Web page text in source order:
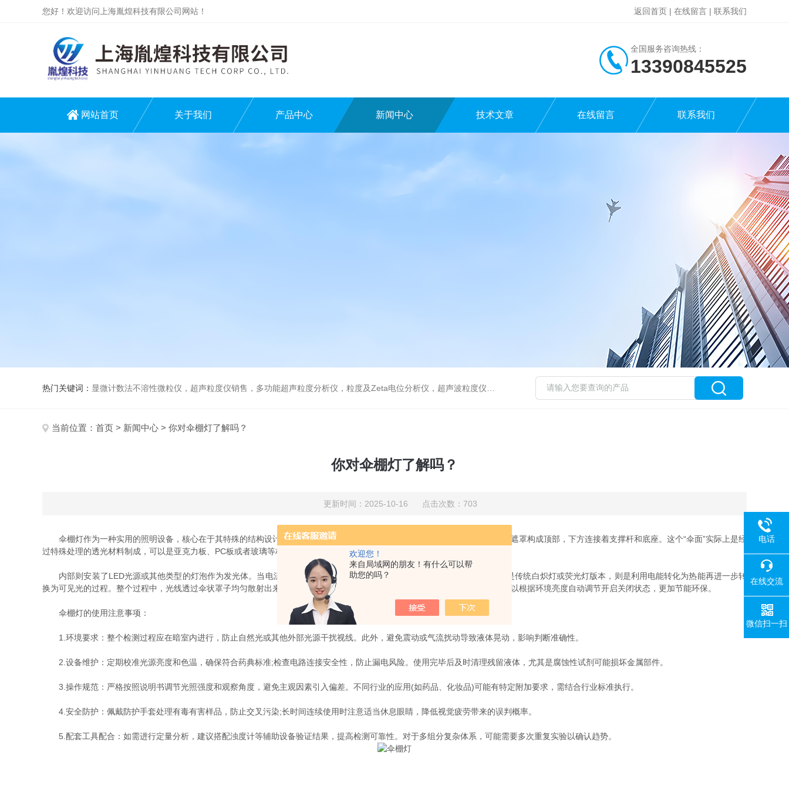
欢迎您！
来自局域网的朋友！有什么可以帮
助您的吗？
您好！欢迎访问上海胤煌科技有限公司网站！ 返回首页 | 在线留言 | 联系我们
全国服务咨询热线：
13390845525
网站首页 关于我们 产品中心 新闻中心 技术文章 在线留言 联系我们
热门关键词： 显微计数法不溶性微粒仪，超声粒度仪销售，多功能超声粒度分析仪，粒度及Zeta电位分析仪，超声波粒度仪，澄清度检查专用伞棚灯，伞棚灯，超声粒度仪超声电位分析仪
当前位置： 首页 > 新闻中心 > 你对伞棚灯了解吗？
你对伞棚灯了解吗？
更新时间：2025-10-16 点击次数：703
伞棚灯作为一种实用的照明设备，核心在于其特殊的结构设计和电气系统组合。从外观上看，它通常由一个类似于雨伞形状的遮罩构成顶部，下方连接着支撑杆和底座。这个“伞面”实际上是经
过特殊处理的透光材料制成，可以是亚克力板、PC板或者玻璃等材质，这些材料具有良好的耐候性和抗冲击性能。
内部则安装了LED光源或其他类型的灯泡作为发光体。当电流通过电路传入灯具时，驱动装置会激发LED芯片产生光亮;如果是传统白炽灯或荧光灯版本，则是利用电能转化为热能再进一步转
换为可见光的过程。整个过程中，光线透过伞状罩子均匀散射出来，形成柔和而不刺眼的效果。此外，还配备了感应开关功能，可以根据环境亮度自动调节开启关闭状态，更加节能环保。
伞棚灯的使用注意事项：
1.环境要求：整个检测过程应在暗室内进行，防止自然光或其他外部光源干扰视线。此外，避免震动或气流扰动导致液体晃动，影响判断准确性。
2.设备维护：定期校准光源亮度和色温，确保符合药典标准;检查电路连接安全性，防止漏电风险。使用完毕后及时清理残留液体，尤其是腐蚀性试剂可能损坏金属部件。
3.操作规范：严格按照说明书调节光照强度和观察角度，避免主观因素引入偏差。不同行业的应用(如药品、化妆品)可能有特定附加要求，需结合行业标准执行。
4.安全防护：佩戴防护手套处理有毒有害样品，防止交叉污染;长时间连续使用时注意适当休息眼睛，降低视觉疲劳带来的误判概率。
5.配套工具配合：如需进行定量分析，建议搭配浊度计等辅助设备验证结果，提高检测可靠性。对于多组分复杂体系，可能需要多次重复实验以确认趋势。
电话
在线交流
微信扫一扫